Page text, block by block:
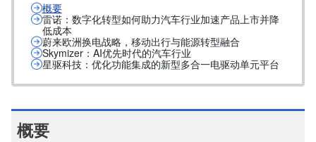
概要
雷诺：数字化转型如何助力汽车行业加速产品上市并降
低成本
蔚来欧洲换电战略，移动出行与能源转型融合
Skymizer：AI优先时代的汽车行业
星驱科技：优化功能集成的新型多合一电驱动单元平台
概要